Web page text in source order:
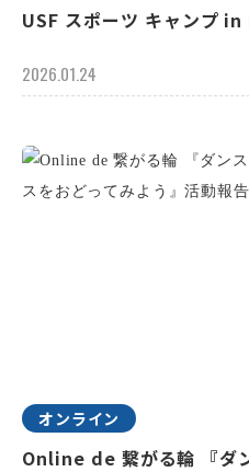
USF スポーツ キャンプ
2026.01.24
オンライン
Online de 繋がる輪 『ダ